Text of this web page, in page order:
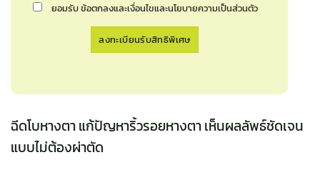
ยอมรับ ข้อตกลงและเงื่อนไขและนโยบายความเป็นส่วนตัว
ฉีดโบหางตา แก้ปัญหาริ้วรอยหางตา เห็นผลลัพธ์ชัดเจน
แบบไม่ต้องผ่าตัด